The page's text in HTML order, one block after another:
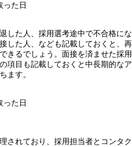
った日
した人、採用選考途中で不合格にな
した人、なども記載しておくと、再
きるでしょう。面接を済ませた採用
項目も記載しておくと中長期的なア
ます。
った日
されており、採用担当者とコンタク